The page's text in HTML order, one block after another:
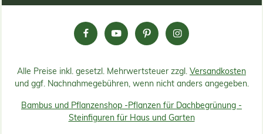
Alle Preise inkl. gesetzl. Mehrwertsteuer zzgl. Versandkosten
und ggf. Nachnahmegebühren, wenn nicht anders angegeben.
Bambus und Pflanzenshop -Pflanzen für Dachbegrünung -
Steinfiguren für Haus und Garten